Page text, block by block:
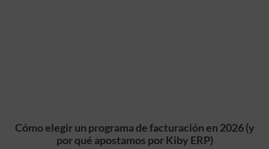
Cómo elegir un programa de facturación en 2026 (y
por qué apostamos por Kiby ERP)